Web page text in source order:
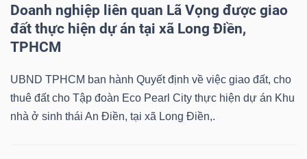
Doanh nghiệp liên quan Lã Vọng được giao
đất thực hiện dự án tại xã Long Điền,
TPHCM
UBND TPHCM ban hành Quyết định về việc giao đất, cho
thuê đất cho Tập đoàn Eco Pearl City thực hiện dự án Khu
nhà ở sinh thái An Điền, tại xã Long Điền,.